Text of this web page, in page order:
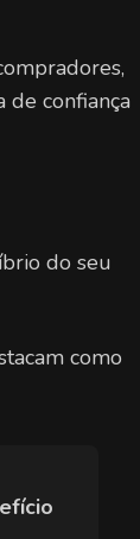
de confiança
do seu
como